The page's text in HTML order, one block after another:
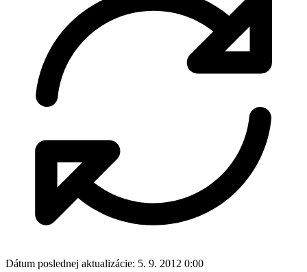
Dátum poslednej aktualizácie: 5. 9. 2012 0:00